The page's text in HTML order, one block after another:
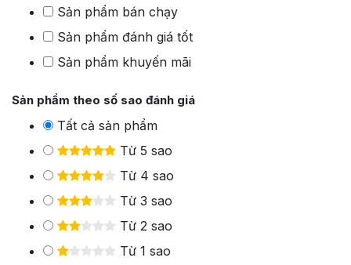
Sản phẩm bán chạy
Sản phẩm đánh giá tốt
Sản phẩm khuyến mãi
Sản phẩm theo số sao đánh giá
Tất cả sản phẩm
Từ 5 sao
Từ 4 sao
Từ 3 sao
Từ 2 sao
Từ 1 sao